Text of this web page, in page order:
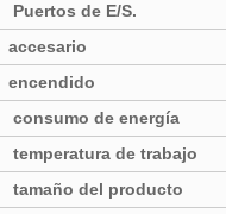
Puertos de E/S.
accesario
encendido
consumo de energía
temperatura de trabajo
tamaño del producto